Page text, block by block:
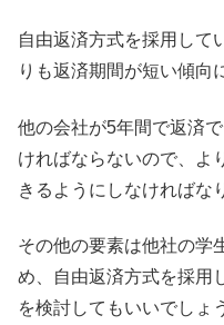
自由返済方式を採用して
りも返済期間が短い傾向
他の会社が5年間で返済
ければならないので、よ
きるようにしなければな
その他の要素は他社の学
め、自由返済方式を採用
を検討してもいいでしょ